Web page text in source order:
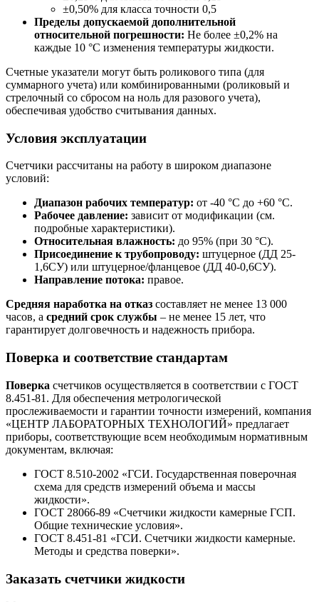
±0,50% для класса точности 0,5
Пределы допускаемой дополнительной
относительной погрешности: Не более ±0,2% на
каждые 10 °С изменения температуры жидкости.
Счетные указатели могут быть роликового типа (для
суммарного учета) или комбинированными (роликовый и
стрелочный со сбросом на ноль для разового учета),
обеспечивая удобство считывания данных.
Условия эксплуатации
Счетчики рассчитаны на работу в широком диапазоне
условий:
Диапазон рабочих температур: от -40 °С до +60 °С.
Рабочее давление: зависит от модификации (см.
подробные характеристики).
Относительная влажность: до 95% (при 30 °С).
Присоединение к трубопроводу: штуцерное (ДД 25-
1,6СУ) или штуцерное/фланцевое (ДД 40-0,6СУ).
Направление потока: правое.
Средняя наработка на отказ составляет не менее 13 000
часов, а средний срок службы – не менее 15 лет, что
гарантирует долговечность и надежность прибора.
Поверка и соответствие стандартам
Поверка счетчиков осуществляется в соответствии с ГОСТ
8.451-81. Для обеспечения метрологической
прослеживаемости и гарантии точности измерений, компания
«ЦЕНТР ЛАБОРАТОРНЫХ ТЕХНОЛОГИЙ» предлагает
приборы, соответствующие всем необходимым нормативным
документам, включая:
ГОСТ 8.510-2002 «ГСИ. Государственная поверочная
схема для средств измерений объема и массы
жидкости».
ГОСТ 28066-89 «Счетчики жидкости камерные ГСП.
Общие технические условия».
ГОСТ 8.451-81 «ГСИ. Счетчики жидкости камерные.
Методы и средства поверки».
Заказать счетчики жидкости